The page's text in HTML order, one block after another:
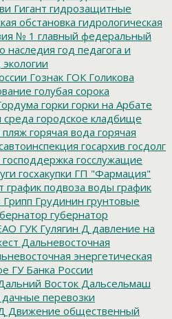
Гигант гидрозащитные
обстановка гидрологическая
№ 1 главный федеральный
наследия год педагога и
Гознак ГОК Голикова
голубая сорока
горки горки на Арбате
среда городское кладбище
пляж горячая вода горячая
госархив госдолг
господдержка госслужащие
госхакупки ГП "Фармация"
график подвоза воды график
Грипп Грудинин грунтовые
губернатор
ГУК Гулягин Д давление на
Дальневосточная
энергетическая
ГУ Банка России
Восток Дальсельмаш
дачные перевозки
Движение общественный